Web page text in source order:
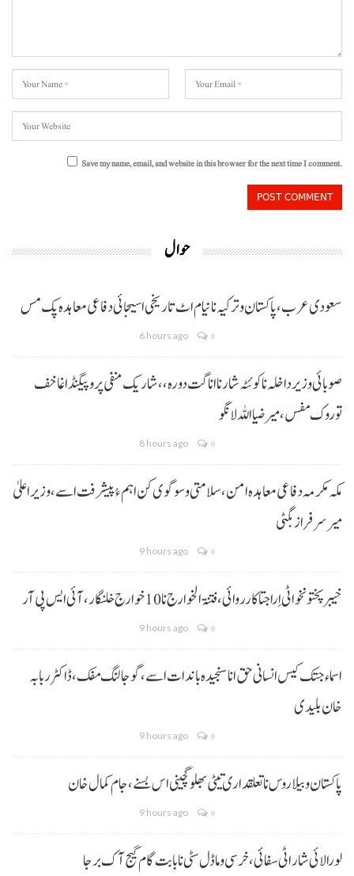
Save my name, email, and website in this browser for the next time I comment.
حوال
سعودی عرب، پاکستان و ترکیہ نا نیام اٹ تاریخی اسیجائی دفاعی معاہدہ پک مس
6 hours ago 0
صوبائی وزیر داخلہ نا کوئٹہ شار نا اناگت دورہ،، شاریک منفی پروپیگنڈا غا خف
توروک مفس، میر ضیا اللہ لانگو
8 hours ago 0
مکہ مکرمہ دفاعی معاہدہ امن، سلامتی و سوگوی کن اہم ءُ پیشرفت اسے،وزیراعلیٰ
میر سرفراز بگٹی
9 hours ago 0
خیبر پختونخوا ٹی اِرا جتا کارروائی، فتنۃ الخوارج نا 10خوارج خلنگار،آئی ایس پی آر
9 hours ago 0
اسماء جتک کیس انسانی حق انا سنجیدہ باندات اسے، گوجالنگ مفک،ڈاکٹر ربابہ
خان بلیدی
9 hours ago 0
پاکستان و بیلاروس نا تعلقداری تیٹی بھلو گچینی اس بسنے، جام کمال خان
9 hours ago 0
لورالائی شار اٹی سفائی، خرسی و ماڈل سٹی نا بابت گام گیج آک برجا